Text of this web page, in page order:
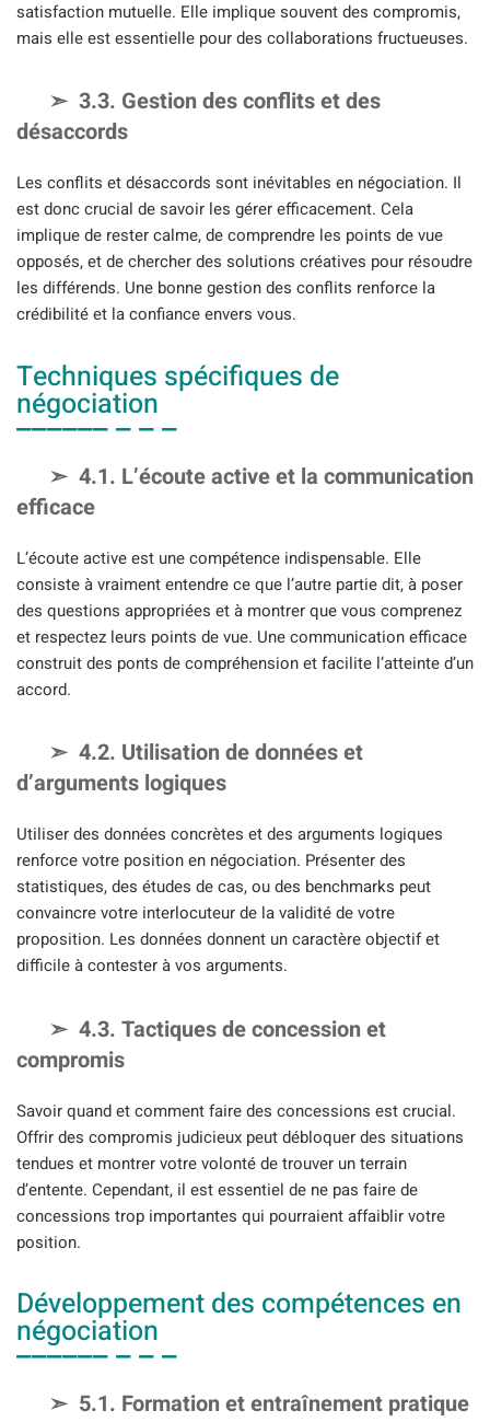
satisfaction mutuelle. Elle implique souvent des compromis,
mais elle est essentielle pour des collaborations fructueuses.
3.3. Gestion des conflits et des
désaccords
Les conflits et désaccords sont inévitables en négociation. Il
est donc crucial de savoir les gérer efficacement. Cela
implique de rester calme, de comprendre les points de vue
opposés, et de chercher des solutions créatives pour résoudre
les différends. Une bonne gestion des conflits renforce la
crédibilité et la confiance envers vous.
Techniques spécifiques de
négociation
4.1. L’écoute active et la communication
efficace
L’écoute active est une compétence indispensable. Elle
consiste à vraiment entendre ce que l’autre partie dit, à poser
des questions appropriées et à montrer que vous comprenez
et respectez leurs points de vue. Une communication efficace
construit des ponts de compréhension et facilite l’atteinte d’un
accord.
4.2. Utilisation de données et
d’arguments logiques
Utiliser des données concrètes et des arguments logiques
renforce votre position en négociation. Présenter des
statistiques, des études de cas, ou des benchmarks peut
convaincre votre interlocuteur de la validité de votre
proposition. Les données donnent un caractère objectif et
difficile à contester à vos arguments.
4.3. Tactiques de concession et
compromis
Savoir quand et comment faire des concessions est crucial.
Offrir des compromis judicieux peut débloquer des situations
tendues et montrer votre volonté de trouver un terrain
d’entente. Cependant, il est essentiel de ne pas faire de
concessions trop importantes qui pourraient affaiblir votre
position.
Développement des compétences en
négociation
5.1. Formation et entraînement pratique